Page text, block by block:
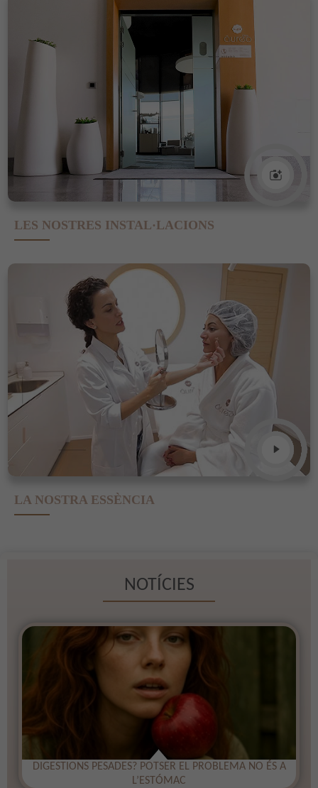
LES NOSTRES INSTAL·LACIONS
LA NOSTRA ESSÈNCIA
NOTÍCIES
DIGESTIONS PESADES? POTSER EL PROBLEMA NO ÉS A
L’ESTÓMAC